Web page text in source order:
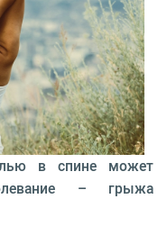
в спине может
– грыжа